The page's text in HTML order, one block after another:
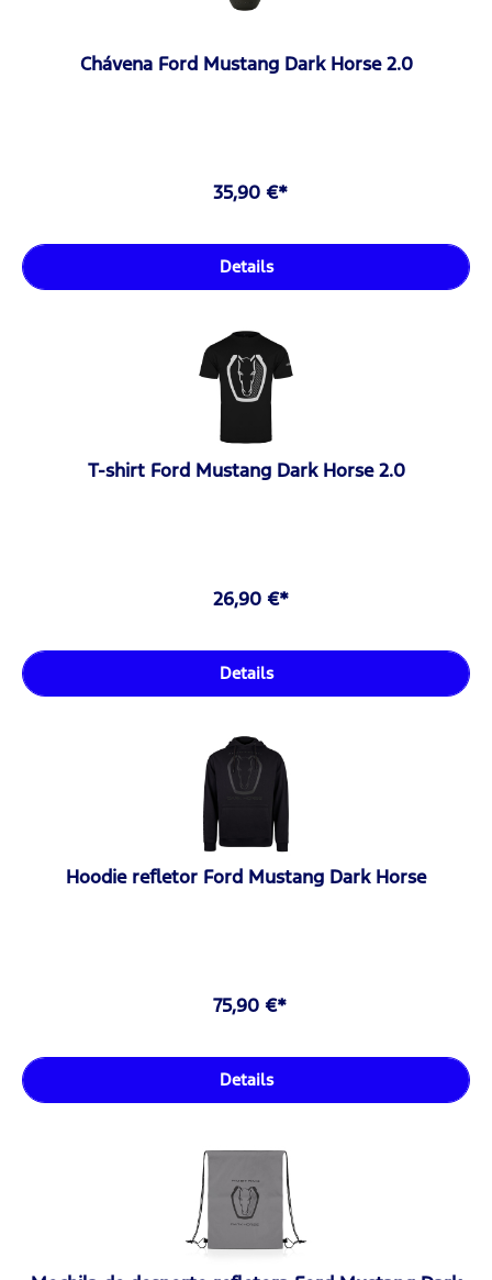
Chávena Ford Mustang Dark Horse 2.0
35,90 €*
Details
T-shirt Ford Mustang Dark Horse 2.0
26,90 €*
Details
Hoodie refletor Ford Mustang Dark Horse
75,90 €*
Details